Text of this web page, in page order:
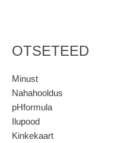
OTSETEED
Minust
Nahahooldus
pHformula
Ilupood
Kinkekaart